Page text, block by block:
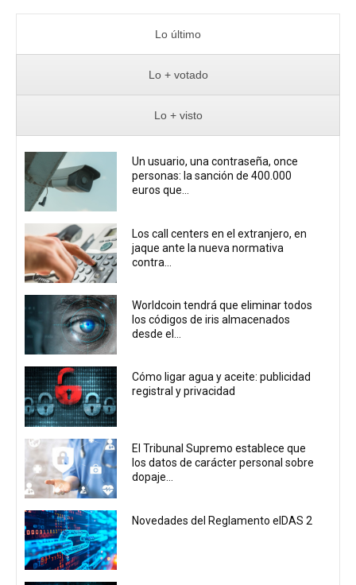
Lo último
Lo + votado
Lo + visto
Un usuario, una contraseña, once
personas: la sanción de 400.000
euros que...
Los call centers en el extranjero, en
jaque ante la nueva normativa
contra...
Worldcoin tendrá que eliminar todos
los códigos de iris almacenados
desde el...
Cómo ligar agua y aceite: publicidad
registral y privacidad
El Tribunal Supremo establece que
los datos de carácter personal sobre
dopaje...
Novedades del Reglamento eIDAS 2